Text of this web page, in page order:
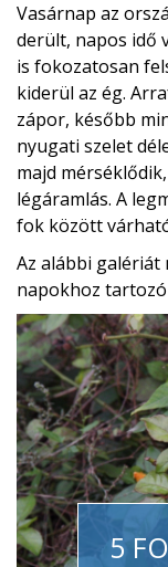
Vasárnap az
derült, napos idő
is fokozatosan
kiderül az ég.
zápor, később
nyugati szelet
majd
légáramlás. A
fok között
Az alábbi galériát
napokhoz
5